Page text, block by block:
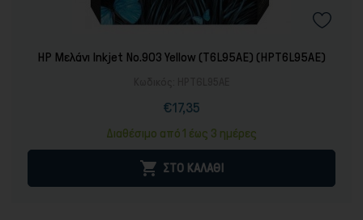
HP Μελάνι Inkjet No.903 Yellow (T6L95AE) (HPT6L95AE)
Τιμή
€17,35
Διαθέσιμο από 1 έως 3 ημέρες
 ΣΤΟ ΚΑΛΑΘΙ